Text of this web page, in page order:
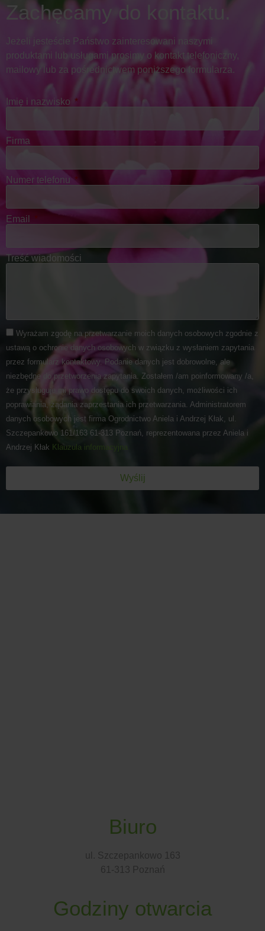
Zachęcamy do kontaktu.
Jeżeli jesteście Państwo zainteresowani naszymi
produktami lub usługami prosimy o kontakt telefoniczny,
mailowy lub za pośrednictwem poniższego formularza.
Imię i nazwisko
Firma
Numer telefonu
Email
Treść wiadomości
Wyrażam zgodę na przetwarzanie moich danych osobowych zgodnie z
ustawą o ochronie danych osobowych w związku z wysłaniem zapytania
przez formularz kontaktowy. Podanie danych jest dobrowolne, ale
niezbędne do przetworzenia zapytania. Zostałem /am poinformowany /a,
że przysługuje mi prawo dostępu do swoich danych, możliwości ich
poprawiania, żądania zaprzestania ich przetwarzania. Administratorem
danych osobowych jest firma Ogrodnictwo Aniela i Andrzej Kłak, ul.
Szczepankowo 161/163 61-313 Poznań, reprezentowana przez Aniela i
Andrzej Kłak Klauzula informacyjna
Wyślij
Biuro
ul. Szczepankowo 163
61-313 Poznań
Godziny otwarcia